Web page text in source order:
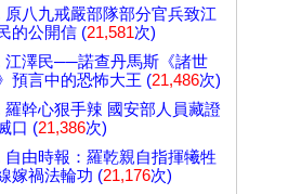
原八九戒嚴部隊部分官兵致江
的公開信 (21,581次)
江澤民──諾查丹馬斯《諸世
預言中的恐怖大王 (21,486次)
羅幹心狠手辣 國安部人員藏證
口 (21,386次)
自由時報：羅乾親自指揮犧牲
嫁禍法輪功 (21,176次)